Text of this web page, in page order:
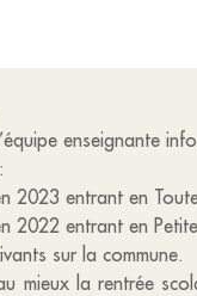
enseignante
2023 entrant en
2022 entrant en
sur la commune.
mieux la rentrée